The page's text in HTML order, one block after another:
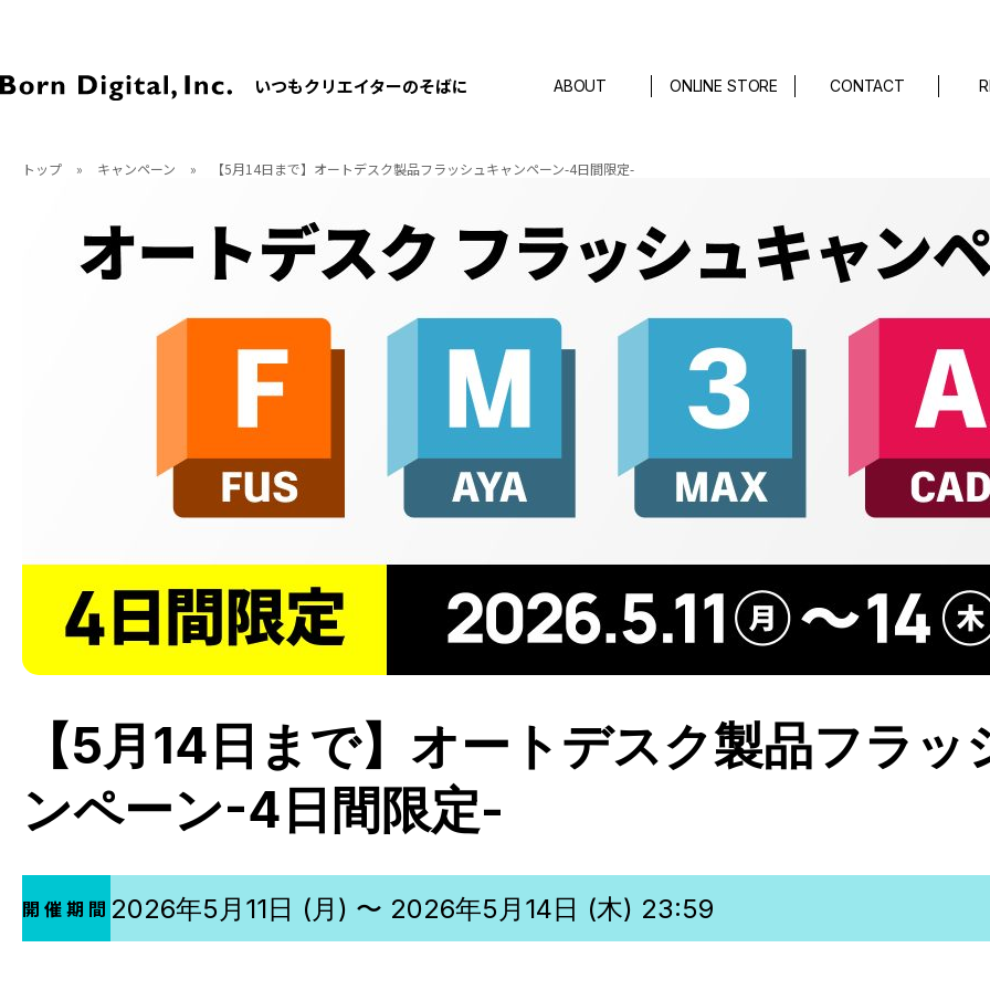
いつもクリエイターのそばに ABOUT ONLINE STORE CONTACT
トップ » キャンペーン » 【5月14日まで】オートデスク製品フラッシュキャンペーン-4日間限定-
【5月14日まで】オートデスク製品フラッ
ンペーン-4日間限定-
開催期間 2026年5月11日 (月) 〜 2026年5月14日 (木) 23:59